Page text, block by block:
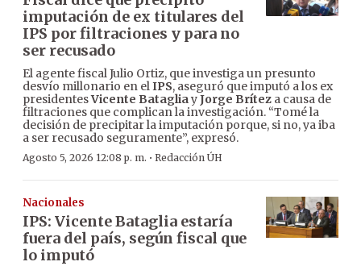
imputación de ex titulares del
IPS por filtraciones y para no
ser recusado
El agente fiscal Julio Ortiz, que investiga un presunto
desvío millonario en elIPS, aseguró que imputó a los ex
presidentesVicente BatagliayJorge Brítez a causa de
filtraciones que complican la investigación. “Tomé la
decisión de precipitar la imputación porque, si no, ya iba
a ser recusado seguramente”, expresó.
Agosto 5, 2026 12:08 p. m. · Redacción ÚH
Nacionales
IPS: Vicente Bataglia estaría
fuera del país, según fiscal que
lo imputó